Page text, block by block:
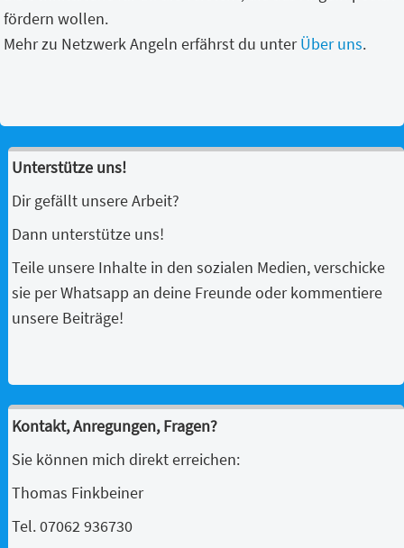
fördern wollen.
Mehr zu Netzwerk Angeln erfährst du unterÜber uns.
Unterstütze uns!
Dir gefällt unsere Arbeit?
Dann unterstütze uns!
Teile unsere Inhalte in den sozialen Medien, verschicke
sie per Whatsapp an deine Freunde oder kommentiere
unsere Beiträge!
Kontakt, Anregungen, Fragen?
Sie können mich direkt erreichen:
Thomas Finkbeiner
Tel. 07062 936730